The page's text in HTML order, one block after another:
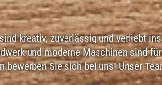
kreativ, zuverlässig und verliebt
und moderne Maschinen sind
bewerben Sie sich bei uns! Unser